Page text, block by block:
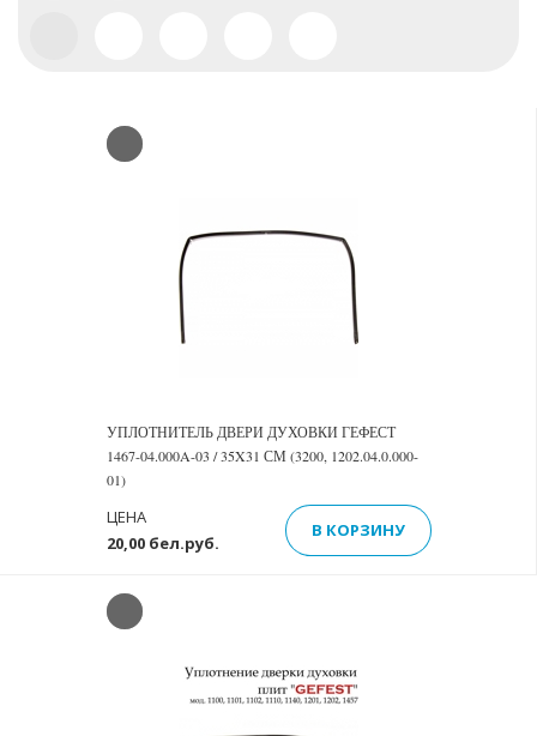
УПЛОТНИТЕЛЬ ДВЕРИ ДУХОВКИ ГЕФЕСТ
1467-04.000A-03 / 35X31 СМ (3200, 1202.04.0.000-
01)
20,00 бел.руб.
ЦЕНА
В КОРЗИНУ